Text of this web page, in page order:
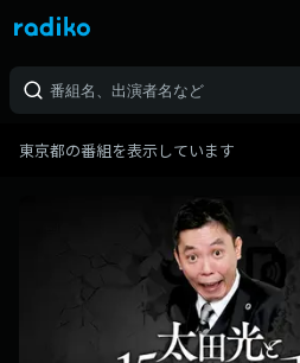
東京都の番組を表示しています